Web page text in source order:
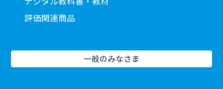
評価関連商品
一般のみなさま